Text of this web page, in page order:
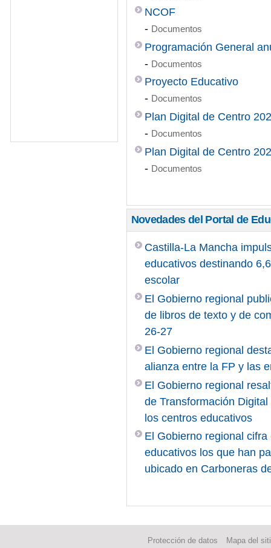
NCOF
- Documentos
Programación General
- Documentos
Proyecto Educativo
- Documentos
Plan Digital de Centro
- Documentos
Plan Digital de Centro
- Documentos
Novedades del Portal de
Castilla-La Mancha
educativos destinando
escolar
El Gobierno regional
de libros de texto y de
26-27
El Gobierno regional
alianza entre la FP y las
El Gobierno regional
de Transformación
los centros educativos
El Gobierno regional
educativos los que han
ubicado en Carboneras
Protección de datos Mapa del